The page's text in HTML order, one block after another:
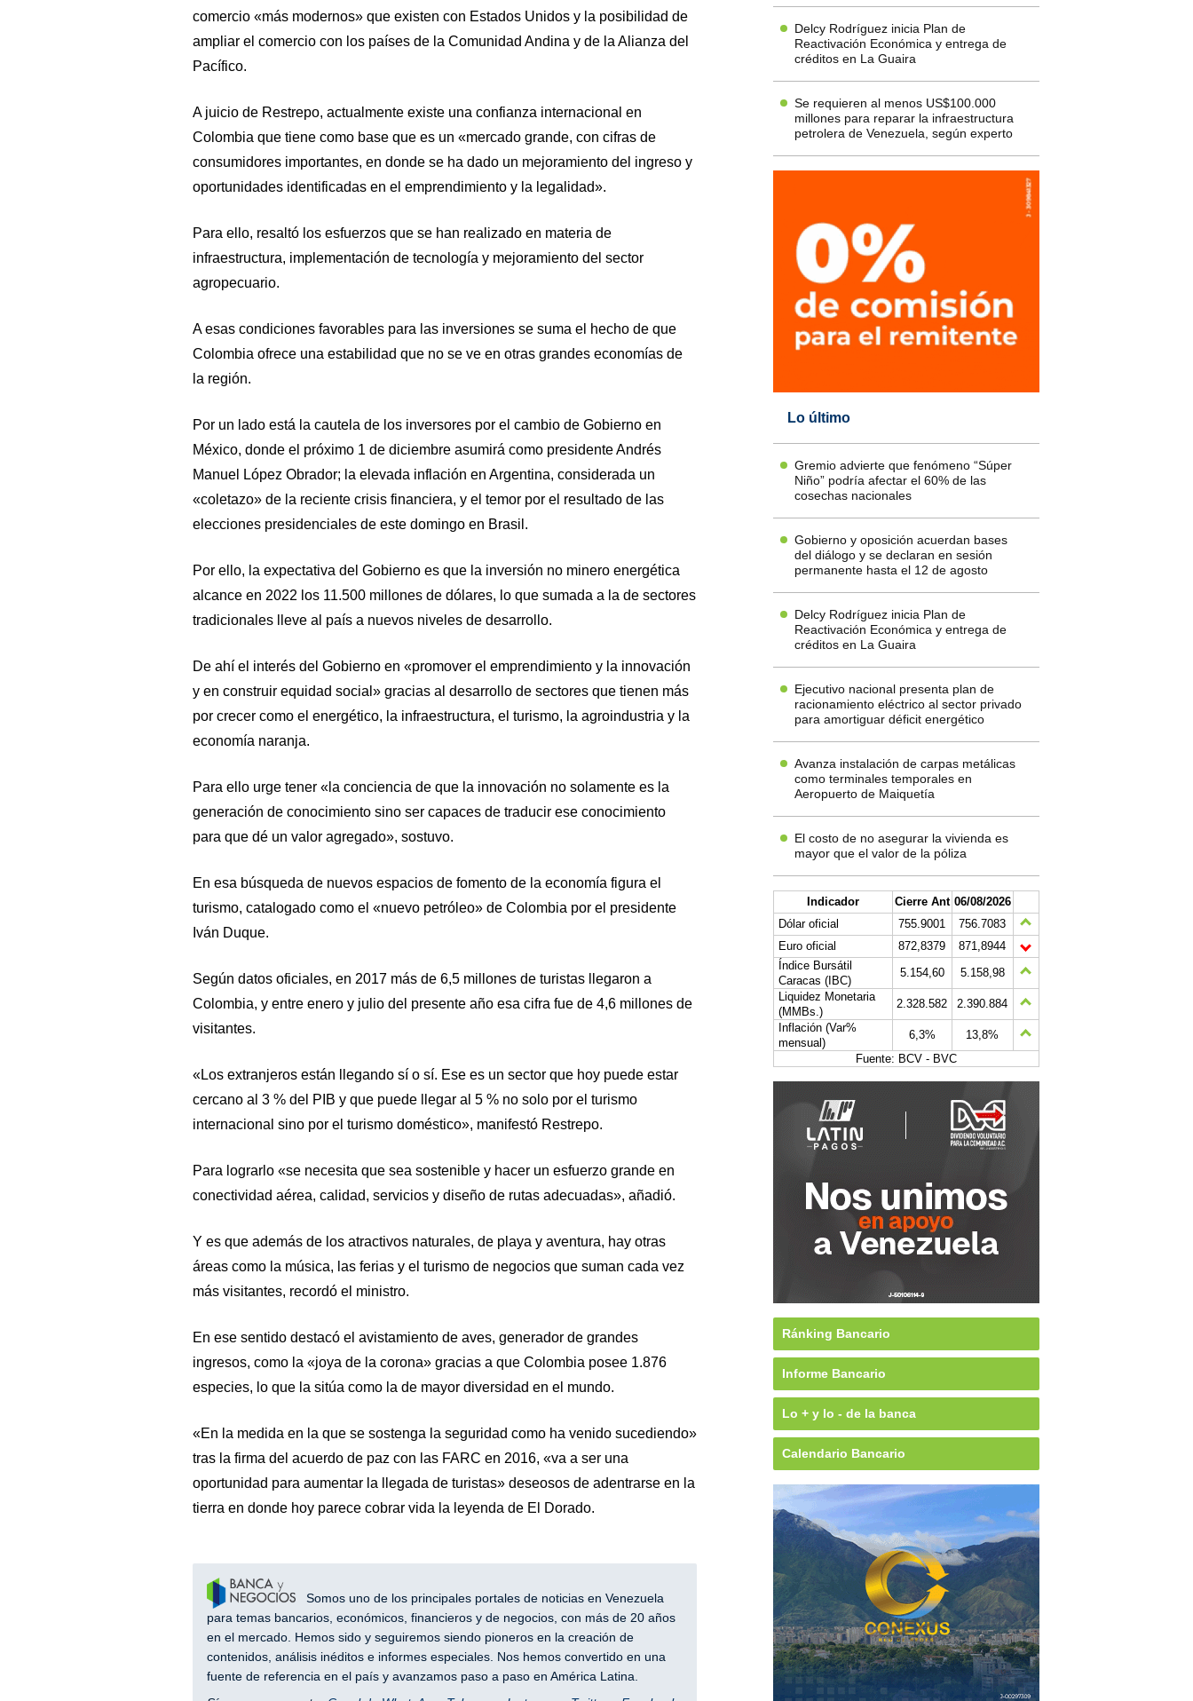
comercio «más modernos» que existen con Estados Unidos y la posibilidad de
ampliar el comercio con los países de la Comunidad Andina y de la Alianza del
Pacífico.
A juicio de Restrepo, actualmente existe una confianza internacional en
Colombia que tiene como base que es un «mercado grande, con cifras de
consumidores importantes, en donde se ha dado un mejoramiento del ingreso y
oportunidades identificadas en el emprendimiento y la legalidad».
Para ello, resaltó los esfuerzos que se han realizado en materia de
infraestructura, implementación de tecnología y mejoramiento del sector
agropecuario.
A esas condiciones favorables para las inversiones se suma el hecho de que
Colombia ofrece una estabilidad que no se ve en otras grandes economías de
la región.
Por un lado está la cautela de los inversores por el cambio de Gobierno en
México, donde el próximo 1 de diciembre asumirá como presidente Andrés
Manuel López Obrador; la elevada inflación en Argentina, considerada un
«coletazo» de la reciente crisis financiera, y el temor por el resultado de las
elecciones presidenciales de este domingo en Brasil.
Por ello, la expectativa del Gobierno es que la inversión no minero energética
alcance en 2022 los 11.500 millones de dólares, lo que sumada a la de sectores
tradicionales lleve al país a nuevos niveles de desarrollo.
De ahí el interés del Gobierno en «promover el emprendimiento y la innovación
y en construir equidad social» gracias al desarrollo de sectores que tienen más
por crecer como el energético, la infraestructura, el turismo, la agroindustria y la
economía naranja.
Para ello urge tener «la conciencia de que la innovación no solamente es la
generación de conocimiento sino ser capaces de traducir ese conocimiento
para que dé un valor agregado», sostuvo.
En esa búsqueda de nuevos espacios de fomento de la economía figura el
turismo, catalogado como el «nuevo petróleo» de Colombia por el presidente
Iván Duque.
Según datos oficiales, en 2017 más de 6,5 millones de turistas llegaron a
Colombia, y entre enero y julio del presente año esa cifra fue de 4,6 millones de
visitantes.
«Los extranjeros están llegando sí o sí. Ese es un sector que hoy puede estar
cercano al 3 % del PIB y que puede llegar al 5 % no solo por el turismo
internacional sino por el turismo doméstico», manifestó Restrepo.
Para lograrlo «se necesita que sea sostenible y hacer un esfuerzo grande en
conectividad aérea, calidad, servicios y diseño de rutas adecuadas», añadió.
Y es que además de los atractivos naturales, de playa y aventura, hay otras
áreas como la música, las ferias y el turismo de negocios que suman cada vez
más visitantes, recordó el ministro.
En ese sentido destacó el avistamiento de aves, generador de grandes
ingresos, como la «joya de la corona» gracias a que Colombia posee 1.876
especies, lo que la sitúa como la de mayor diversidad en el mundo.
«En la medida en la que se sostenga la seguridad como ha venido sucediendo»
tras la firma del acuerdo de paz con las FARC en 2016, «va a ser una
oportunidad para aumentar la llegada de turistas» deseosos de adentrarse en la
tierra en donde hoy parece cobrar vida la leyenda de El Dorado.
Somos uno de los principales portales de noticias en Venezuela
para temas bancarios, económicos, financieros y de negocios, con más de 20 años
en el mercado. Hemos sido y seguiremos siendo pioneros en la creación de
contenidos, análisis inéditos e informes especiales. Nos hemos convertido en una
fuente de referencia en el país y avanzamos paso a paso en América Latina.
Delcy Rodríguez inicia Plan de
Reactivación Económica y entrega de
créditos en La Guaira
Se requieren al menos US$100.000
millones para reparar la infraestructura
petrolera de Venezuela, según experto
Lo último
Gremio advierte que fenómeno “Súper
Niño” podría afectar el 60% de las
cosechas nacionales
Gobierno y oposición acuerdan bases
del diálogo y se declaran en sesión
permanente hasta el 12 de agosto
Delcy Rodríguez inicia Plan de
Reactivación Económica y entrega de
créditos en La Guaira
Ejecutivo nacional presenta plan de
racionamiento eléctrico al sector privado
para amortiguar déficit energético
Avanza instalación de carpas metálicas
como terminales temporales en
Aeropuerto de Maiquetía
El costo de no asegurar la vivienda es
mayor que el valor de la póliza
Indicador Cierre Ant 06/08/2026
Dólar oficial
755.9001
756.7083
Euro oficial
872,8379
871,8944
Índice Bursátil
Caracas (IBC)
5.154,60
5.158,98
Liquidez Monetaria
(MMBs.)
2.328.582
2.390.884
Inflación (Var%
mensual)
6,3%
13,8%
Fuente: BCV - BVC
Ránking Bancario
Informe Bancario
Lo + y lo - de la banca
Calendario Bancario